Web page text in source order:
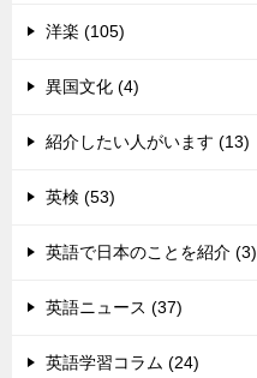
洋楽 (105)
異国文化 (4)
紹介したい人がいます (13)
英検 (53)
英語で日本のことを紹介 (3)
英語ニュース (37)
英語学習コラム (24)